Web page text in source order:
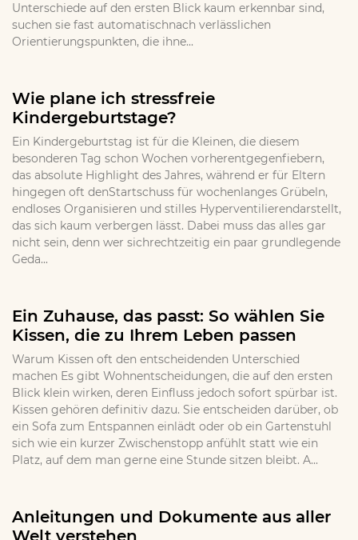
Unterschiede auf den ersten Blick kaum erkennbar sind,
suchen sie fast automatischnach verlässlichen
Orientierungspunkten, die ihne...
Wie plane ich stressfreie
Kindergeburtstage?
Ein Kindergeburtstag ist für die Kleinen, die diesem
besonderen Tag schon Wochen vorherentgegenfiebern,
das absolute Highlight des Jahres, während er für Eltern
hingegen oft denStartschuss für wochenlanges Grübeln,
endloses Organisieren und stilles Hyperventilierendarstellt,
das sich kaum verbergen lässt. Dabei muss das alles gar
nicht sein, denn wer sichrechtzeitig ein paar grundlegende
Geda...
Ein Zuhause, das passt: So wählen Sie
Kissen, die zu Ihrem Leben passen
Warum Kissen oft den entscheidenden Unterschied
machen Es gibt Wohnentscheidungen, die auf den ersten
Blick klein wirken, deren Einfluss jedoch sofort spürbar ist.
Kissen gehören definitiv dazu. Sie entscheiden darüber, ob
ein Sofa zum Entspannen einlädt oder ob ein Gartenstuhl
sich wie ein kurzer Zwischenstopp anfühlt statt wie ein
Platz, auf dem man gerne eine Stunde sitzen bleibt. A...
Anleitungen und Dokumente aus aller
Welt verstehen